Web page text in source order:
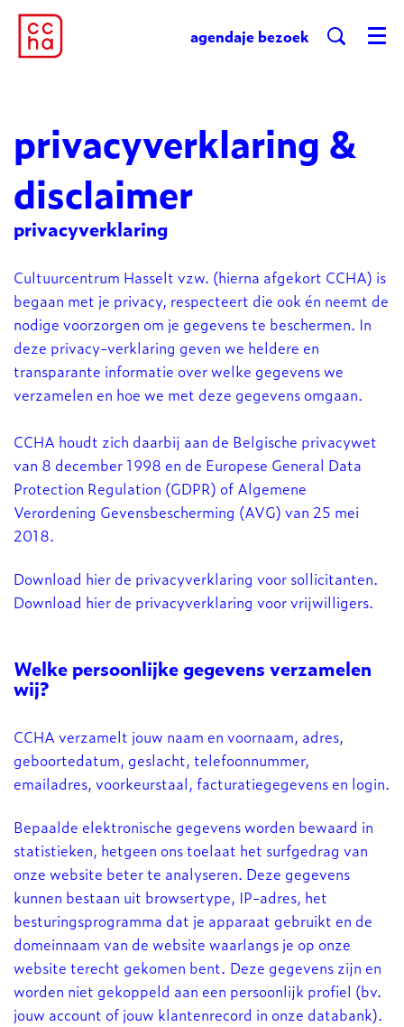
agendaje bezoek Menu
privacyverklaring &
disclaimer
privacyverklaring
Cultuurcentrum Hasselt vzw. (hierna afgekort CCHA) is
begaan met je privacy, respecteert die ook én neemt de
nodige voorzorgen om je gegevens te beschermen. In
deze privacy-verklaring geven we heldere en
transparante informatie over welke gegevens we
verzamelen en hoe we met deze gegevens omgaan.
CCHA houdt zich daarbij aan de Belgische privacywet
van 8 december 1998 en de Europese General Data
Protection Regulation (GDPR) of Algemene
Verordening Gevensbescherming (AVG) van 25 mei
2018.
Download hier de privacyverklaring voor sollicitanten.
Download hier de privacyverklaring voor vrijwilligers.
Welke persoonlijke gegevens verzamelen
wij?
CCHA verzamelt jouw naam en voornaam, adres,
geboortedatum, geslacht, telefoonnummer,
emailadres, voorkeurstaal, facturatiegegevens en login.
Bepaalde elektronische gegevens worden bewaard in
statistieken, hetgeen ons toelaat het surfgedrag van
onze website beter te analyseren. Deze gegevens
kunnen bestaan uit browsertype, IP-adres, het
besturingsprogramma dat je apparaat gebruikt en de
domeinnaam van de website waarlangs je op onze
website terecht gekomen bent. Deze gegevens zijn en
worden niet gekoppeld aan een persoonlijk profiel (bv.
jouw account of jouw klantenrecord in onze databank).